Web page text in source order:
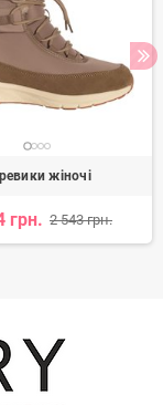
жіночі
грн. 2 543 грн.